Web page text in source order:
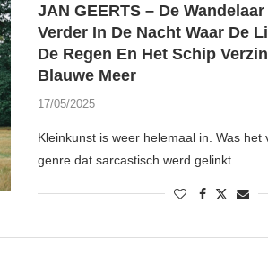
JAN GEERTS – De
Verder In De Nacht Waar De
De Regen En Het Schip
Blauwe Meer
17/05/2025
Kleinkunst is weer helemaal in. Was het
genre dat sarcastisch werd gelinkt …